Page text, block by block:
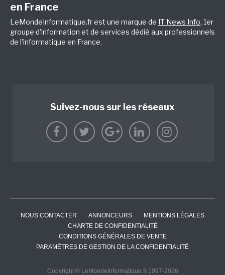
en France
LeMondeInformatique.fr est une marque de IT News Info, 1er
groupe d'information et de services dédié aux professionnels
de l'informatique en France.
Suivez-nous sur les réseaux
NOUS CONTACTER ANNONCEURS
MENTIONS LÉGALES
CHARTE DE CONFIDENTIALITÉ
CONDITIONS GÉNÉRALES DE VENTE
PARAMÈTRES DE GESTION DE LA CONFIDENTIALITÉ
Copyright © LeMondeInformatique.fr 1997-2026